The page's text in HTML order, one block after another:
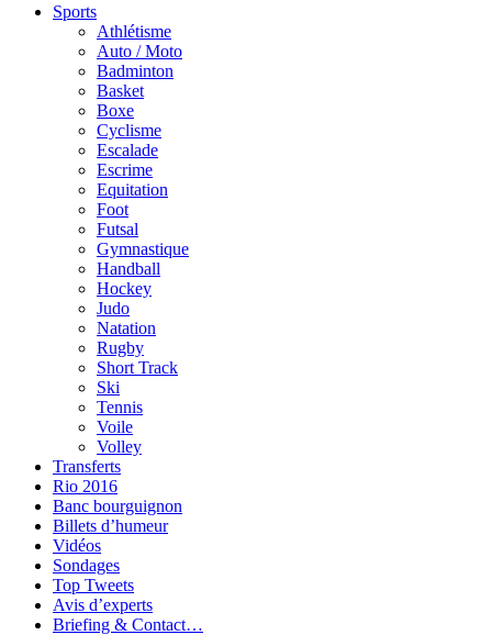
Sports
Athlétisme
Auto / Moto
Badminton
Basket
Boxe
Cyclisme
Escalade
Escrime
Equitation
Foot
Futsal
Gymnastique
Handball
Hockey
Judo
Natation
Rugby
Short Track
Ski
Tennis
Voile
Volley
Transferts
Rio 2016
Banc bourguignon
Billets d’humeur
Vidéos
Sondages
Top Tweets
Avis d’experts
Briefing & Contact…